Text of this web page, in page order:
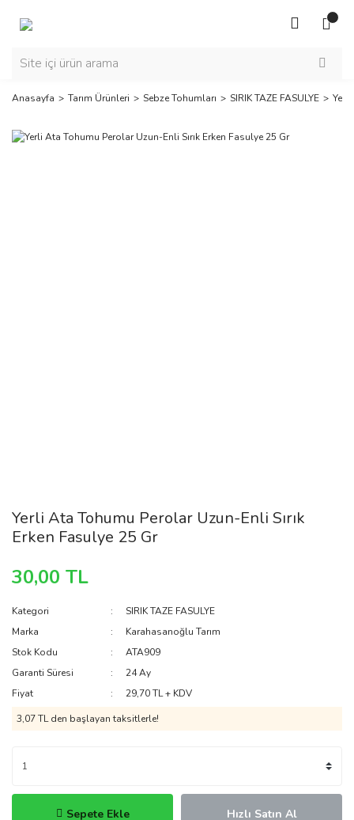
Anasayfa Tarım Ürünleri Sebze Tohumları SIRIK TAZE FASULYE Yerli
Yerli Ata Tohumu Perolar Uzun-Enli Sırık
Erken Fasulye 25 Gr
30,00 TL
Kategori
SIRIK TAZE FASULYE
Marka
Karahasanoğlu Tarım
Stok Kodu
ATA909
Garanti Süresi
24 Ay
Fiyat
29,70 TL + KDV
3,07 TL den başlayan taksitlerle!
Sepete Ekle Hızlı Satın Al